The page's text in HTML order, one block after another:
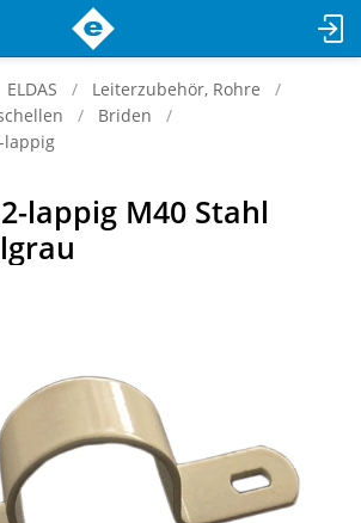
ELDAS
Leiterzubehör, Rohre
Briden
lappig
lappig M40 Stahl